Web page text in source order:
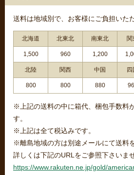
送料は地域別で、お客様にご負担いた
北海道 北東北 南東北 関
1,500 960 1,200
北陸 関西 中国 四
800 800 880
※上記の送料の中に箱代、梱包手数料
す。
※上記は全て税込みです。
※離島地域の方は別途メールにて送料
詳しくは下記のURLをご参照下さいませ
https://www.rakuten.ne.jp/gold/